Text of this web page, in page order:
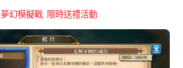
夢幻模擬戰, 限時送禮活動